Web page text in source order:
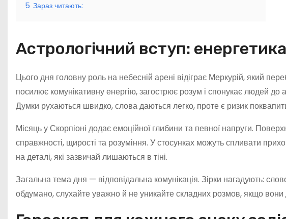
5 Зараз читають:
Астрологічний вступ:
Цього дня головну роль на небесній арені відіграє Меркурій, який
посилює комунікативну енергію, загострює розум і спонукає людей до
Думки рухаються швидко, слова даються легко, проте є ризик
Місяць у Скорпіоні додає емоційної глибини та певної напруги.
справжності, щирості та розуміння. У стосунках можуть спливати
на деталі, які зазвичай лишаються в тіні.
Загальна тема дня — відповідальна комунікація. Зірки нагадують:
обдумано, слухайте уважно й не уникайте складних розмов, якщо вони